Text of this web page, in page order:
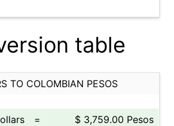
table
TO COLOMBIAN PESOS
=
$ 3,759.00 Pesos